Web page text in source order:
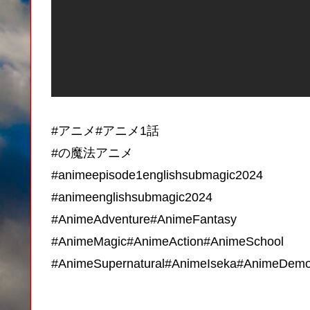
#アニメ​​#アニメ1話
​#の魔法アニメ
#animeepisode1englishsubmagic2024
#animeenglishsubmagic2024
#AnimeAdventure#AnimeFantasy
#AnimeMagic#AnimeAction#AnimeSchool